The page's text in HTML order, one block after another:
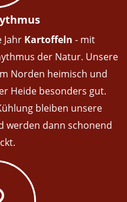
Jahr Kartoffeln - mit
der Natur. Unsere
Norden heimisch und
Heide besonders gut.
bleiben unsere
werden dann schonend